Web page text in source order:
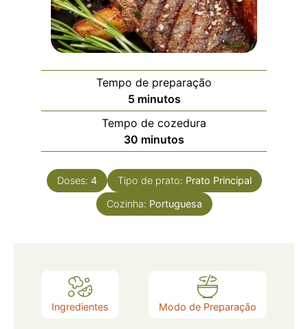
Tempo de preparação
5 minutos
Tempo de cozedura
30 minutos
Doses: 4 Tipo de prato: Prato Principal
Cozinha: Portuguesa
Ingredientes Modo de Preparação